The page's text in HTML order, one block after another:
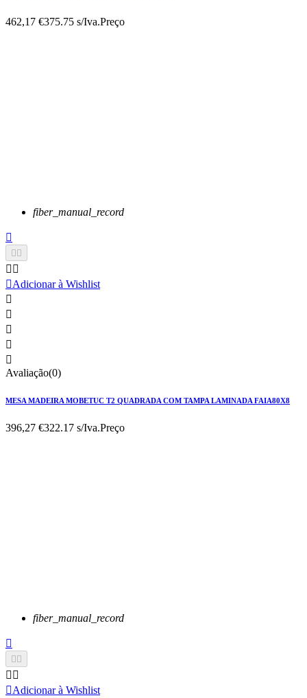
462,17 €375.75 s/Iva.Preço
fiber_manual_record

 
 
Adicionar à Wishlist





Avaliação(0)
MESA MADEIRA MOBETUC T2 QUADRADA COM TAMPA LAMINADA FAIA80X8
396,27 €322.17 s/Iva.Preço
fiber_manual_record

 
 
Adicionar à Wishlist